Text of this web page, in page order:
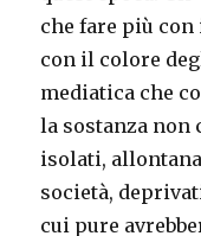
che fare più
con il colore
mediatica che
la sostanza non
isolati,
società,
cui pure